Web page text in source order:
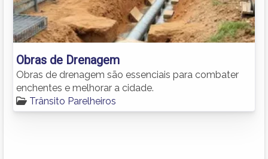
Obras de Drenagem
Obras de drenagem são essenciais para combater
enchentes e melhorar a cidade.
Trânsito Parelheiros